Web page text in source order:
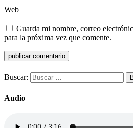
Web
Guarda mi nombre, correo
para la próxima vez que comente.
Buscar:
Audio